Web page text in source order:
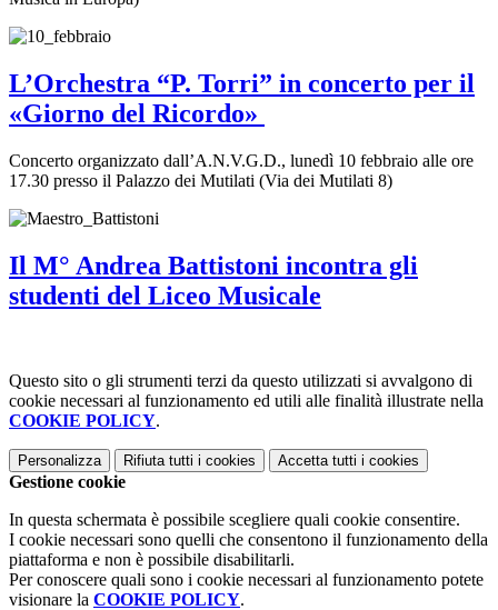
L’Orchestra “P. Torri” in concerto per il
«Giorno del Ricordo»
Concerto organizzato dall’A.N.V.G.D., lunedì 10 febbraio alle ore
17.30 presso il Palazzo dei Mutilati (Via dei Mutilati 8)
Il M° Andrea Battistoni incontra gli
studenti del Liceo Musicale
Questo sito o gli strumenti terzi da questo utilizzati si avvalgono di
cookie necessari al funzionamento ed utili alle finalità illustrate nella
COOKIE POLICY.
Personalizza Rifiuta tutti i cookies Accetta tutti i cookies
Gestione cookie
In questa schermata è possibile scegliere quali cookie consentire.
I cookie necessari sono quelli che consentono il funzionamento della
piattaforma e non è possibile disabilitarli.
Per conoscere quali sono i cookie necessari al funzionamento potete
visionare la COOKIE POLICY.